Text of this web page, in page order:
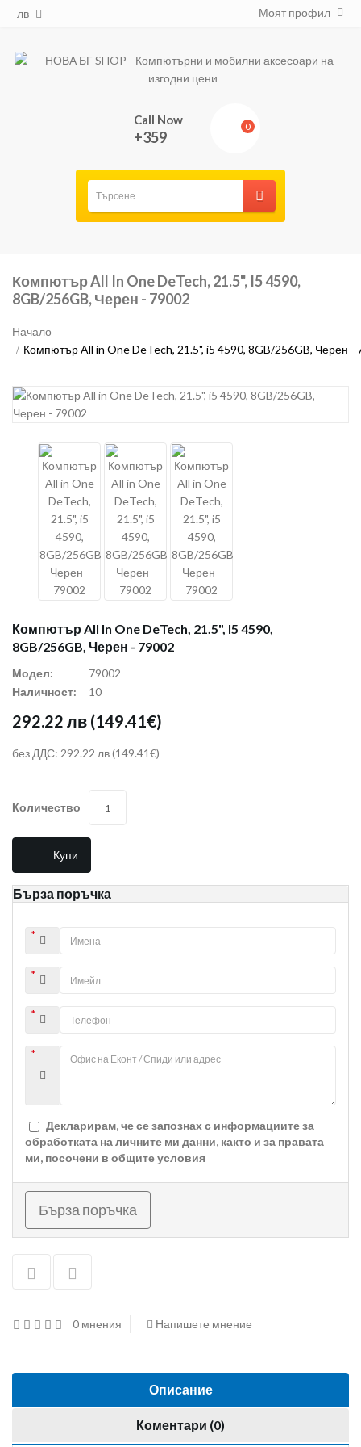
лв Моят профил
Call Now
+359
0
Компютър All In One DeTech, 21.5", I5 4590,
8GB/256GB, Черен - 79002
Начало
Компютър All in One DeTech, 21.5", i5 4590, 8GB/256GB, Черен -
Компютър All In One DeTech, 21.5", I5 4590,
8GB/256GB, Черен - 79002
Модел:
79002
Наличност:
10
292.22 лв (149.41€)
без ДДС: 292.22 лв(149.41€)
Количество
Купи
Бърза поръчка
*
*
*
*
Декларирам, че се запознах с информациите за
обработката на личните ми данни, както и за правата
ми, посочени в общите условия
Бърза поръчка
0 мнения Напишете мнение
Описание
Коментари (0)